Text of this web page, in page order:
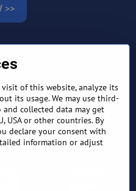
>>
RETURN AND REFUND
POLICY
EXPORT FINANCE & LETTER
OF CREDIT
of this website, analyze its
its usage. We may use third-
collected data may get
USA or other countries. By
declare your consent with
information or adjust